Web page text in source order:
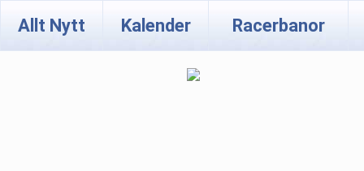
Allt Nytt Kalender Racerbanor